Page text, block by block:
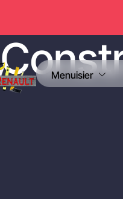
Menuisier